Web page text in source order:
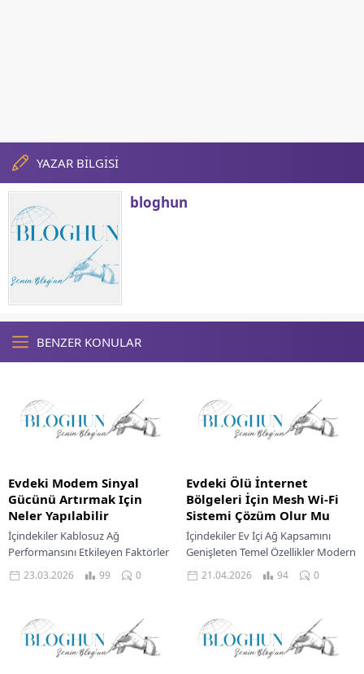
YAZAR BİLGİSİ
bloghun
BENZER KONULAR
Evdeki Modem Sinyal
Gücünü Artırmak Için
Neler Yapılabilir
İçindekiler Kablosuz Ağ
Performansını Etkileyen Faktörler
Modem Yerleşiminin Önemi
Modem Teknik Özellikleri Ve Wi-Fi
Azaltma Wi-Fi Kanallarını...
23.03.2026 99 0
Evdeki Ölü İnternet
Bölgeleri İçin Mesh Wi-Fi
Sistemi Çözüm Olur Mu
İçindekiler Ev İçi Ağ Kapsamını
Genişleten Temel Özellikler Modern
Evler İçin Ağ Sistemleri Teknik
Özellikleri Kullanıcı Deneyimi Ve
21.04.2026 94 0